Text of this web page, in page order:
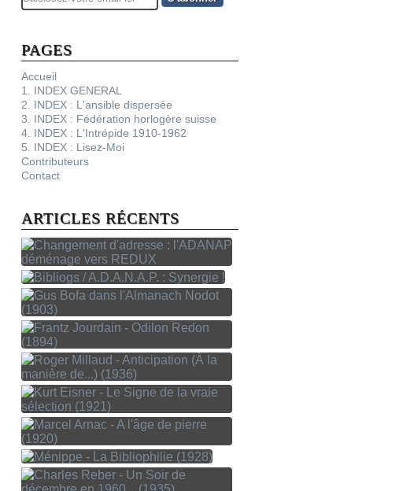
PAGES
Accueil
1. INDEX GENERAL
2. INDEX : L'ansible dispersée
3. INDEX : Fédération horlogère suisse
4. INDEX : L'Intrépide 1910-1962
5. INDEX : Lisez-Moi
Contributeurs
Contact
ARTICLES RÉCENTS